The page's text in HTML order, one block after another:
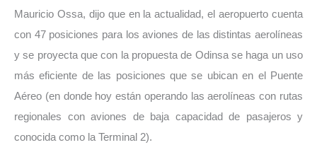
Mauricio Ossa, dijo que en la actualidad, el aeropuerto cuenta
con 47 posiciones para los aviones de las distintas aerolíneas
y se proyecta que con la propuesta de Odinsa se haga un uso
más eficiente de las posiciones que se ubican en el Puente
Aéreo (en donde hoy están operando las aerolíneas con rutas
regionales con aviones de baja capacidad de pasajeros y
conocida como la Terminal 2).